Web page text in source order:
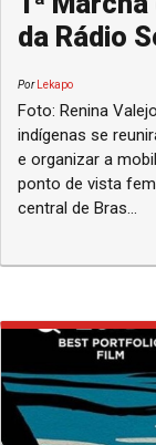
da Rádio
PorLekapo
Foto: Renina Valejo Pela primeira vez desde 1500, as mulheres
indígenas se
e organizar a
ponto de vista
central de Bras...